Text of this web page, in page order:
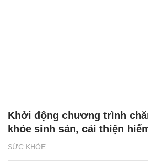
SỨC KHỎE
Khởi động chương trình
khỏe sinh sản, cải thiện